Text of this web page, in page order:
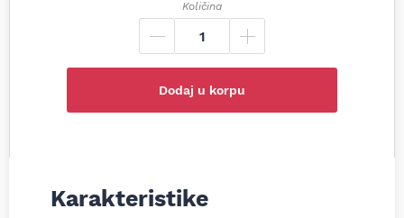
Količina
Dodaj u korpu
Karakteristike